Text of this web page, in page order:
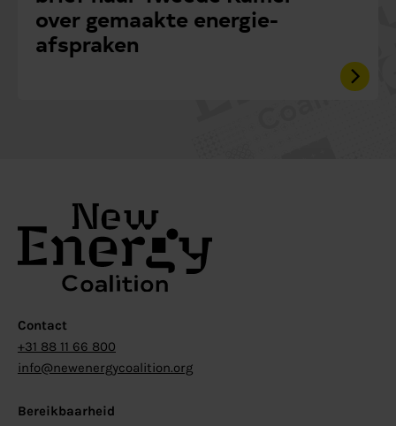
over gemaakte energie-
afspraken
Contact
+31 88 11 66 800
info@newenergycoalition.org
Bereikbaarheid